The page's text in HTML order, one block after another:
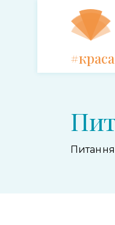
#краса
Питання